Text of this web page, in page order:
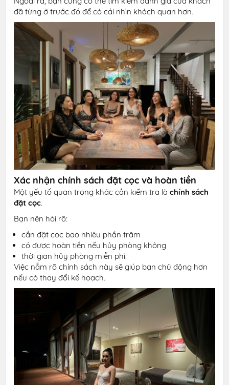
đã từng ở trước đó để có cái nhìn khách quan hơn.
Xác nhận chính sách đặt cọc và hoàn tiền
Một yếu tố quan trọng khác cần kiểm tra làchính sách
đặt cọc
Bạn nên hỏi rõ:
cần đặt cọc bao nhiêu phần trăm
có được hoàn tiền nếu hủy phòng không
thời gian hủy phòng miễn phí.
Việc nắm rõ chính sách này sẽ giúp bạn chủ động hơn
nếu có thay đổi kế hoạch.